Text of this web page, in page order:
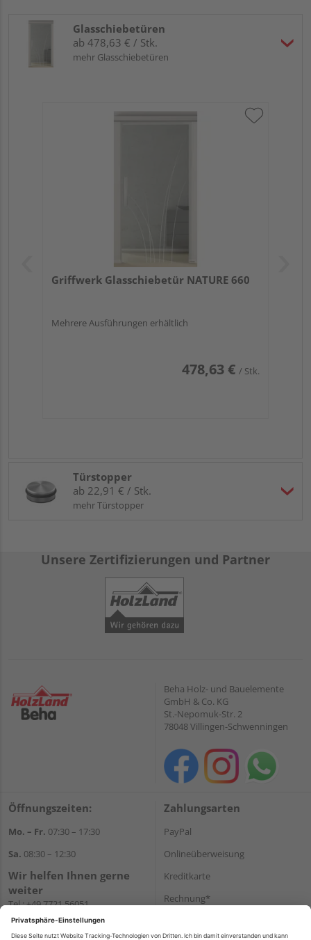
Glasschiebetüren
ab 478,63 € / Stk.
mehr Glasschiebetüren
Griffwerk Glasschiebetür NATURE 660
Mehrere Ausführungen erhältlich
478,63 € / Stk.
Türstopper
ab 22,91 € / Stk.
mehr Türstopper
Unsere Zertifizierungen und Partner
Beha Holz- und Bauelemente
GmbH & Co. KG
St.-Nepomuk-Str. 2
78048 Villingen-Schwenningen
Öffnungszeiten:
Mo. – Fr. 07:30 – 17:30
Sa. 08:30 – 12:30
Wir helfen Ihnen gerne
weiter
Tel.:+49 7721 56051
E-Mail:onlineshop@holzland-
Zahlungsarten
PayPal
Onlineüberweisung
Kreditkarte
Rechnung*